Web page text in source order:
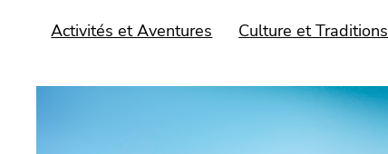
Activités et Aventures Culture et Traditions